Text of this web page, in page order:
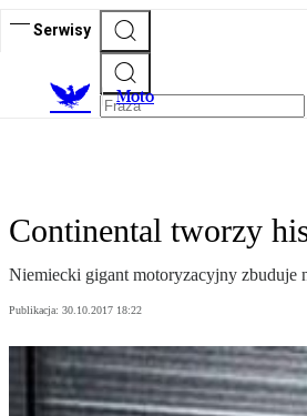
Serwisy
Moto
Continental tworzy
Niemiecki gigant motoryzacyjny zbuduje
Publikacja: 30.10.2017 18:22